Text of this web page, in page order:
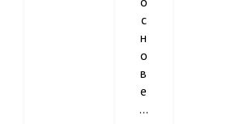
с
н
о
в
е
...